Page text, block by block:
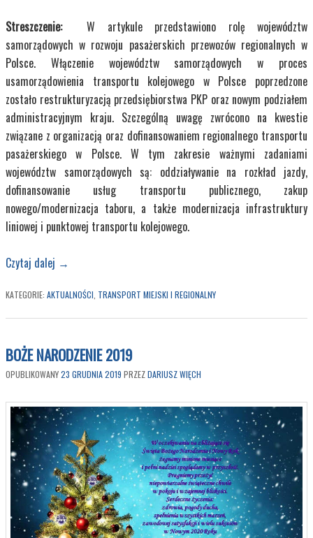
Streszczenie: W artykule przedstawiono rolę województw
samorządowych w rozwoju pasażerskich przewozów regionalnych w
Polsce. Włączenie województw samorządowych w proces
usamorządowienia transportu kolejowego w Polsce poprzedzone
zostało restrukturyzacją przedsiębiorstwa PKP oraz nowym podziałem
administracyjnym kraju. Szczególną uwagę zwrócono na kwestie
związane z organizacją oraz dofinansowaniem regionalnego transportu
pasażerskiego w Polsce. W tym zakresie ważnymi zadaniami
województw samorządowych są: oddziaływanie na rozkład jazdy,
dofinansowanie usług transportu publicznego, zakup
nowego/modernizacja taboru, a także modernizacja infrastruktury
liniowej i punktowej transportu kolejowego.
Czytaj dalej →
KATEGORIE: AKTUALNOŚCI TRANSPORT MIEJSKI I REGIONALNY
BOŻE NARODZENIE 2019
OPUBLIKOWANY23 GRUDNIA 2019 PRZEZDARIUSZ WIĘCH